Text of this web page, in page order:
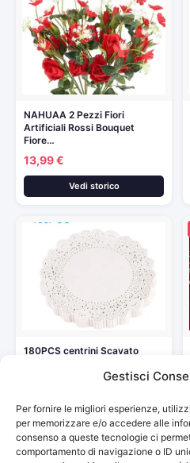
Gestisci
Per fornire le migliori esperienze,
per memorizzare e/o accedere alle
consenso a queste tecnologie ci
comportamento di navigazione o ID
NAHUAA 2 Pezzi Fiori
Artificiali Rossi Bouquet
Fiore…
13,99 €
Vedi storico
180PCS centrini Scavato
Vedi storico